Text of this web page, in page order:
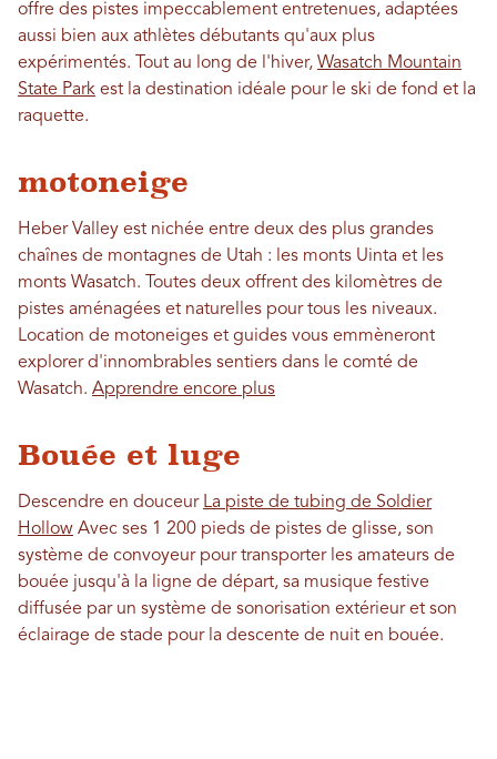
offre des pistes impeccablement entretenues, adaptées
aussi bien aux athlètes débutants qu'aux plus
expérimentés. Tout au long de l'hiver, Wasatch Mountain
State Park est la destination idéale pour le ski de fond et la
raquette.
motoneige
Heber Valley est nichée entre deux des plus grandes
chaînes de montagnes de Utah : les monts Uinta et les
monts Wasatch. Toutes deux offrent des kilomètres de
pistes aménagées et naturelles pour tous les niveaux.
Location de motoneiges et guides vous emmèneront
explorer d'innombrables sentiers dans le comté de
Wasatch. Apprendre encore plus
Bouée et luge
Descendre en douceur La piste de tubing de Soldier
Hollow Avec ses 1 200 pieds de pistes de glisse, son
système de convoyeur pour transporter les amateurs de
bouée jusqu'à la ligne de départ, sa musique festive
diffusée par un système de sonorisation extérieur et son
éclairage de stade pour la descente de nuit en bouée.